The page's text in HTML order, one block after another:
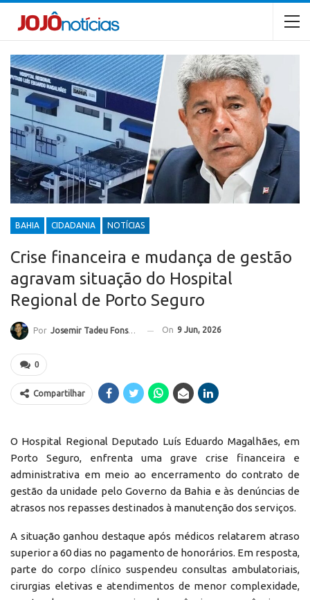
BAHIA CIDADANIA NOTÍCIAS
Crise financeira e mudança de gestão
agravam situação do Hospital
Regional de Porto Seguro
Por Josemir Tadeu Fonseca On 9 Jun, 2026
0
Compartilhar
O Hospital Regional Deputado Luís Eduardo Magalhães, em
Porto Seguro, enfrenta uma grave crise financeira e
administrativa em meio ao encerramento do contrato de
gestão da unidade pelo Governo da Bahia e às denúncias de
atrasos nos repasses destinados à manutenção dos serviços.
A situação ganhou destaque após médicos relatarem atraso
superior a 60 dias no pagamento de honorários. Em resposta,
parte do corpo clínico suspendeu consultas ambulatoriais,
cirurgias eletivas e atendimentos de menor complexidade,